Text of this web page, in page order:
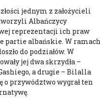
jednym z założycieli
Albańczycy
reprezentacji ich praw
partie albańskie. W ramach
do podziałów. W
jej dwa skrzydła –
a drugie – Bilalla
o przywództwo wygrał ten